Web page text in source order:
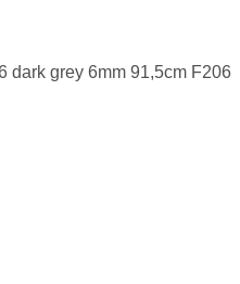
dark grey 6mm 91,5cm F206